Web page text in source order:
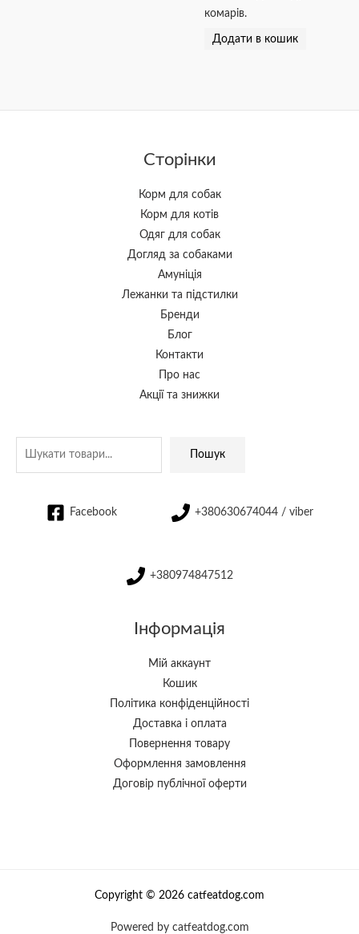
комарів.
Додати в кошик
Сторінки
Корм для собак
Корм для котів
Одяг для собак
Догляд за собаками
Амуніція
Лежанки та підстилки
Бренди
Блог
Контакти
Про нас
Акції та знижки
Пошук
Facebook +380630674044 / viber
+380974847512
Інформація
Мій аккаунт
Кошик
Політика конфіденційності
Доставка і оплата
Повернення товару
Оформлення замовлення
Договір публічної оферти
Copyright © 2026 catfeatdog.com
Powered by catfeatdog.com